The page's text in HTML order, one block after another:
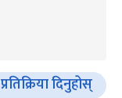
प्रतिक्रिया दिनुहोस्